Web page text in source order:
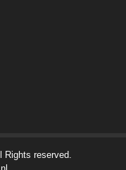
Rights reserved.